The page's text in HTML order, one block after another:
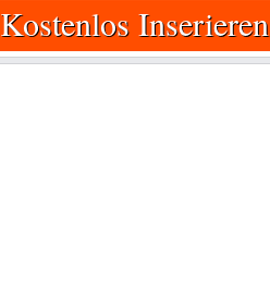
Kostenlos Inserieren